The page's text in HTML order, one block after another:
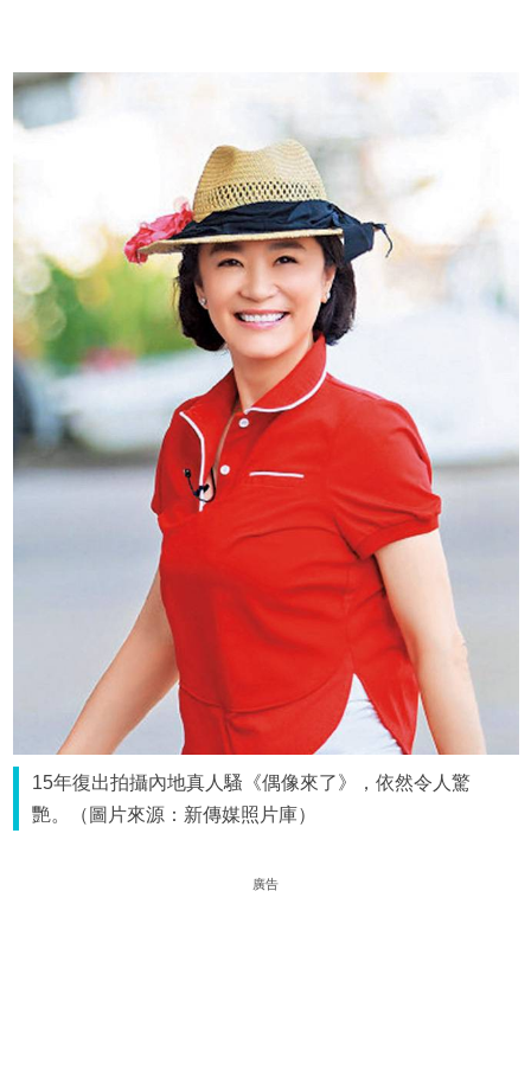
15年復出拍攝內地真人騷《偶像來了》，依然令人驚
艷。（圖片來源：新傳媒照片庫）
廣告